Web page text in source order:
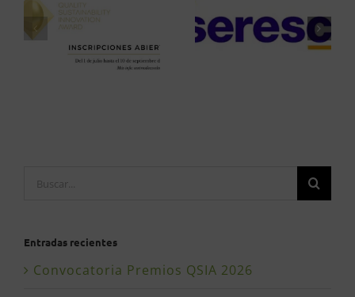
Entradas recientes
Convocatoria Premios QSIA 2026